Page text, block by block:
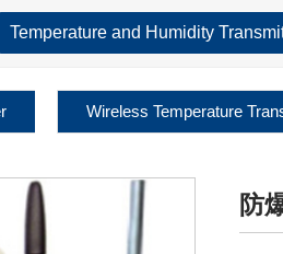
Temperature and Humidity
Wireless Temperature
防